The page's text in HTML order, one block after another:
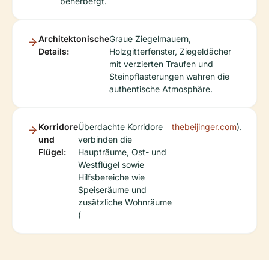
Architektonische
Details:
Graue Ziegelmauern,
Holzgitterfenster, Ziegeldächer
mit verzierten Traufen und
Steinpflasterungen wahren die
authentische Atmosphäre.
Korridore
und
Flügel:
Überdachte Korridore
verbinden die
Haupträume, Ost- und
Westflügel sowie
Hilfsbereiche wie
Speiseräume und
zusätzliche Wohnräume
(
thebeijinger.com).